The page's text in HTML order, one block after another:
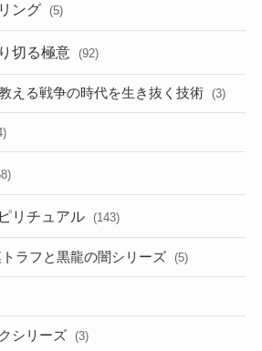
ング (5)
切る極意 (92)
える戦争の時代を生き抜く技術 (3)
リチュアル (143)
ラフと黒龍の闇シリーズ (5)
シリーズ (3)